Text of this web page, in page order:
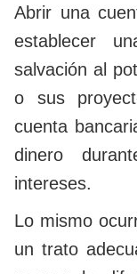
Abrir una
establecer
salvación al
o sus
cuenta
dinero
intereses.
Lo mismo
un trato